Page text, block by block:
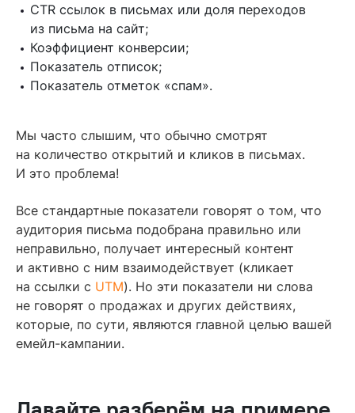
CTR ссылок в письмах или доля переходов
из письма на сайт;
Коэффициент конверсии;
Показатель отписок;
Показатель отметок «спам».
Мы часто слышим, что обычно смотрят
на количество открытий и кликов в письмах.
И это проблема!
Все стандартные показатели говорят о том, что
аудитория письма подобрана правильно или
неправильно, получает интересный контент
и активно с ним взаимодействует (кликает
на ссылки с UTM). Но эти показатели ни слова
не говорят о продажах и других действиях,
которые, по сути, являются главной целью вашей
емейл-кампании.